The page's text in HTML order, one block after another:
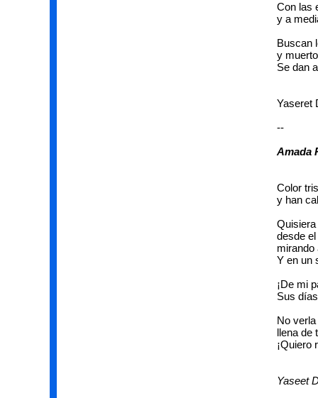
Con las
y a
Buscan
y
Se dan
Yaseret
--
Amada
Color
y han
desde
mirando
Y en un
¡De mi
Sus
No
llena de
¡Quiero
Yaseet